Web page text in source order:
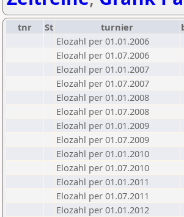
tnr St turnier
Elozahl per 01.01.2006
Elozahl per 01.07.2006
Elozahl per 01.01.2007
Elozahl per 01.07.2007
Elozahl per 01.01.2008
Elozahl per 01.07.2008
Elozahl per 01.01.2009
Elozahl per 01.07.2009
Elozahl per 01.01.2010
Elozahl per 01.07.2010
Elozahl per 01.01.2011
Elozahl per 01.07.2011
Elozahl per 01.01.2012